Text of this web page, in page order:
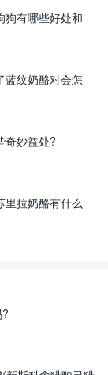
狗有哪些好处和
蓝纹奶酪对会怎
奇妙益处?
里拉奶酪有什么